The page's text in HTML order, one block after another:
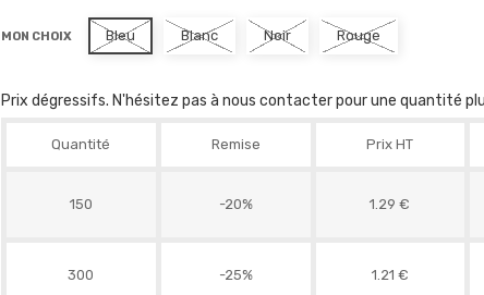
MON CHOIX Bleu Blanc Noir Rouge
Prix dégressifs. N'hésitez pas à nous contacter pour une quantité
Quantité Remise Prix HT
150 -20% 1.29 €
300 -25% 1.21 €